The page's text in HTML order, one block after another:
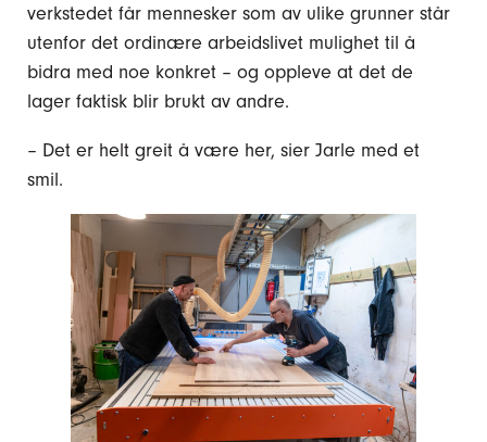
verkstedet får mennesker som av ulike grunner står
utenfor det ordinære arbeidslivet mulighet til å
bidra med noe konkret – og oppleve at det de
lager faktisk blir brukt av andre.
– Det er helt greit å være her, sier Jarle med et
smil.